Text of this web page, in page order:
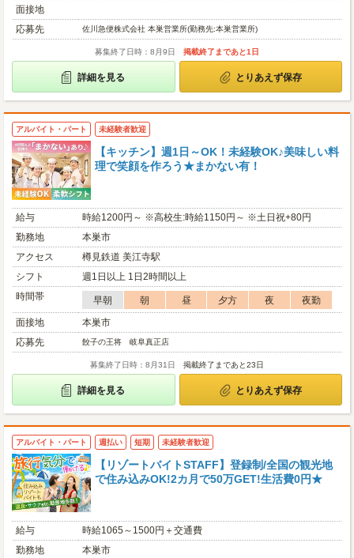
面接地
応募先
佐川急便株式会社 本巣営業所(勤務先:本巣営業所)
募集終了日時：8月9日 掲載終了まであと1日
詳細を見る とりあえず保存
アルバイト・パート 未経験者歓迎
【キッチン】週1日～OK！未経験OK♪美味しい料
理で笑顔を作ろう★まかない有！
給与
時給1200円～ ※高校生:時給1150円～ ※土日祝+80円
勤務地
本巣市
アクセス
樽見鉄道 美江寺駅
シフト
週1日以上 1日2時間以上
時間帯
早朝 朝 昼 夕方 夜
夜勤
面接地
本巣市
応募先
餃子の王将 岐阜真正店
募集終了日時：8月31日 掲載終了まであと23日
詳細を見る とりあえず保存
アルバイト・パート 週払い 短期 未経験者歓迎
【リゾートバイトSTAFF】登録制/全国の観光地
で住み込みOK!2カ月で50万GET!生活費0円★
給与
時給1065～1500円＋交通費
勤務地
本巣市